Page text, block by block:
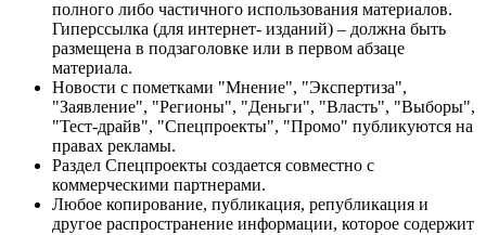
полного либо частичного использования материалов.
Гиперссылка (для интернет- изданий) – должна быть
размещена в подзаголовке или в первом абзаце
материала.
Новости с пометками "Мнение", "Экспертиза",
"Заявление", "Регионы", "Деньги", "Власть", "Выборы",
"Тест-драйв", "Спецпроекты", "Промо" публикуются на
правах рекламы.
Раздел Спецпроекты создается совместно с
коммерческими партнерами.
Любое копирование, публикация, републикация и
другое распространение информации, которое содержит